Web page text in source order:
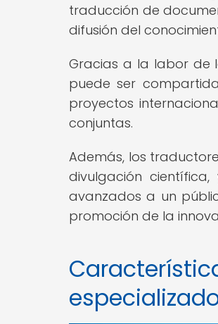
traducción de
difusión del
Gracias a la labor de
puede ser
proyectos
conjuntas.
Además, los
divulgación
avanzados a un
promoción de la